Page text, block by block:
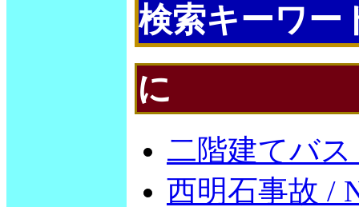
検索キーワー
に
二階建てバス
西明石事故 /